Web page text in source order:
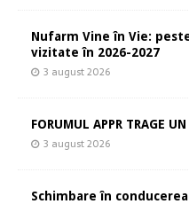
Nufarm Vine în Vie:
vizitate în 2026-2027
3 august 2026
FORUMUL APPR TRAGE
3 august 2026
Schimbare în